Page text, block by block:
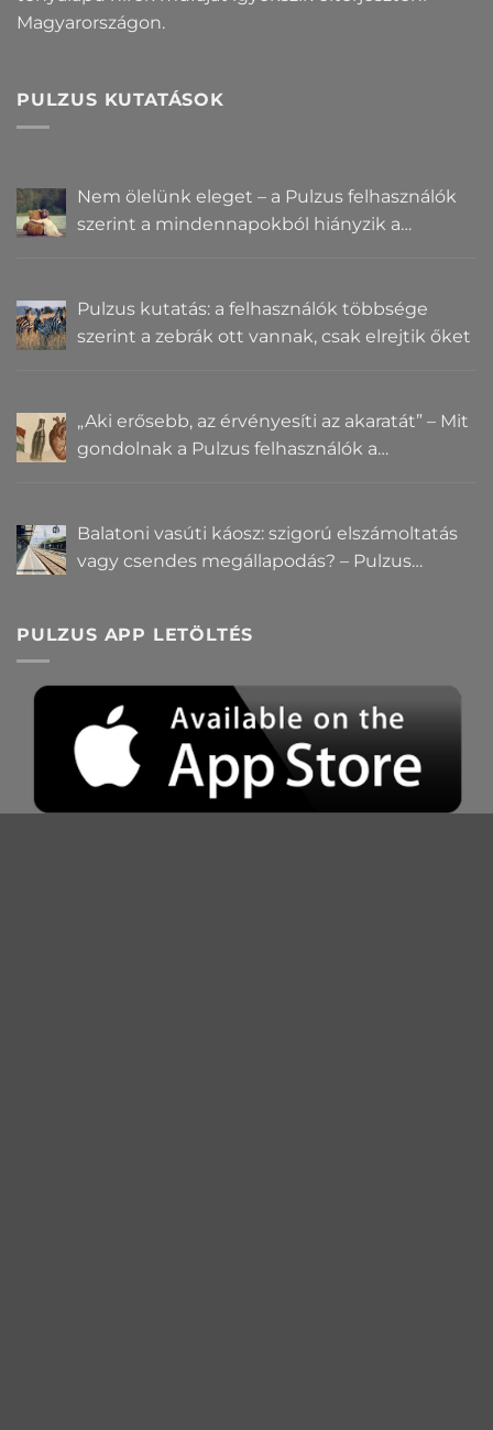
Magyarországon.
PULZUS KUTATÁSOK
Nem ölelünk eleget – a Pulzus felhasználók
szerint a mindennapokból hiányzik a
Pulzus kutatás: a felhasználók többsége
szerint a zebrák ott vannak, csak elrejtik őket
„Aki erősebb, az érvényesíti az akaratát” – Mit
gondolnak a Pulzus felhasználók a
Balatoni vasúti káosz: szigorú elszámoltatás
vagy csendes megállapodás? – Pulzus
PULZUS APP LETÖLTÉS